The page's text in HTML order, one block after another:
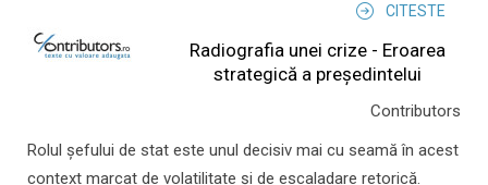
CITESTE
Radiografia unei crize - Eroarea
strategică a președintelui
Contributors
Rolul şefului de stat este unul decisiv mai cu seamă în acest
context marcat de volatilitate şi de escaladare retorică.